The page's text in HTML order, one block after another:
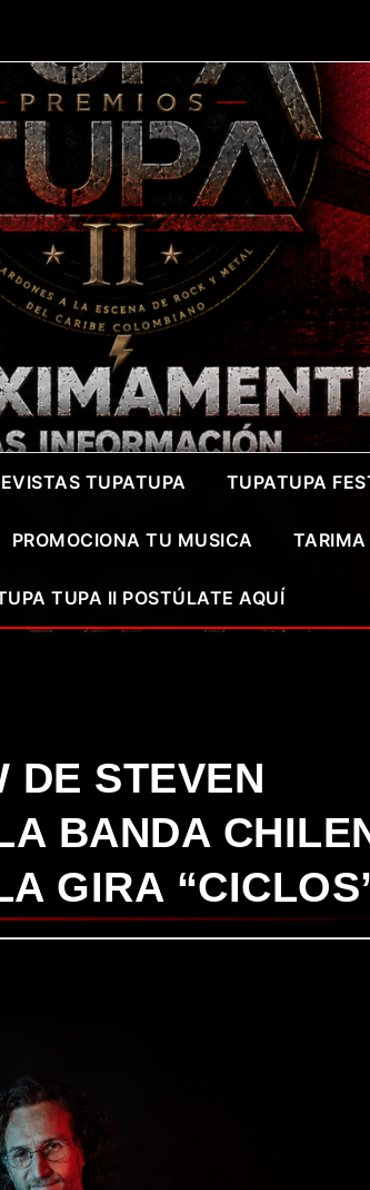
TUPATUPA TUPATUPA
PROMOCIONA TU MUSICA TARIMA
TUPA II POSTÚLATE AQUÍ
DE STEVEN
BANDA
GIRA